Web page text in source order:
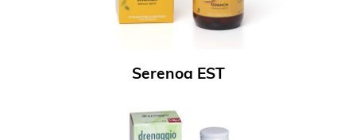
Serenoa EST